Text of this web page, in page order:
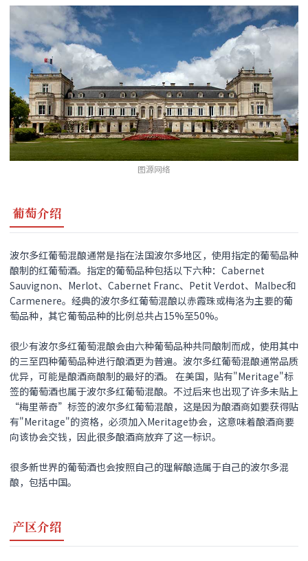
图源网络
葡萄介绍
波尔多红葡萄混酿通常是指在法国波尔多地区，使用指定的葡萄品种
酿制的红葡萄酒。指定的葡萄品种包括以下六种：Cabernet
Sauvignon、Merlot、Cabernet Franc、Petit Verdot、Malbec和
Carmenere。经典的波尔多红葡萄混酿以赤霞珠或梅洛为主要的葡
萄品种，其它葡萄品种的比例总共占15%至50%。
很少有波尔多红葡萄混酿会由六种葡萄品种共同酿制而成，使用其中
的三至四种葡萄品种进行酿酒更为普遍。波尔多红葡萄混酿通常品质
优异，可能是酿酒商酿制的最好的酒。 在美国，贴有"Meritage"标
签的葡萄酒也属于波尔多红葡萄混酿。不过后来也出现了许多未贴上
“梅里蒂奇”标签的波尔多红葡萄混酿，这是因为酿酒商如要获得贴
有"Meritage"的资格，必须加入Meritage协会，这意味着酿酒商要
向该协会交钱，因此很多酿酒商放弃了这一标识。
很多新世界的葡萄酒也会按照自己的理解酿造属于自己的波尔多混
酿，包括中国。
产区介绍